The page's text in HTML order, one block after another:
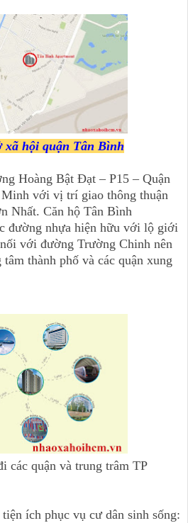
xã hội quận Tân Bình
Hoàng Bật Đạt – P15 – Quận
với vị trí giao thông thuận
Nhất. Căn hộ Tân Bình
đường nhựa hiện hữu với lộ giới
với đường Trường Chinh nên
thành phố và các quận xung
các quận và trung trâm TP
ích phục vụ cư dân sinh sống: